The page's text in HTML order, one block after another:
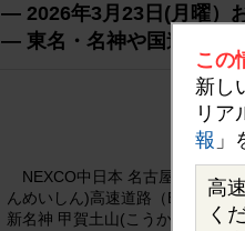
― 2026年3月23日(月曜）
― 東名・名神や国道1号等
この
新し
リア
報 」
高
く
NEXCO中日本 名古屋支社（名
んめいしん)高速道路（E1A新名
新名神 甲賀土山(こうかつちやま